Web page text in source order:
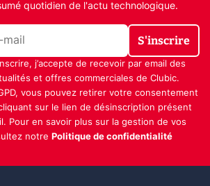
quotidien de l'actu technologique.
S'inscrire
j’accepte de recevoir par email des
et offres commerciales de Clubic.
vous pouvez retirer votre consentement
sur le lien de désinscription présent
Pour en savoir plus sur la gestion de vos
notre Politique de confidentialité